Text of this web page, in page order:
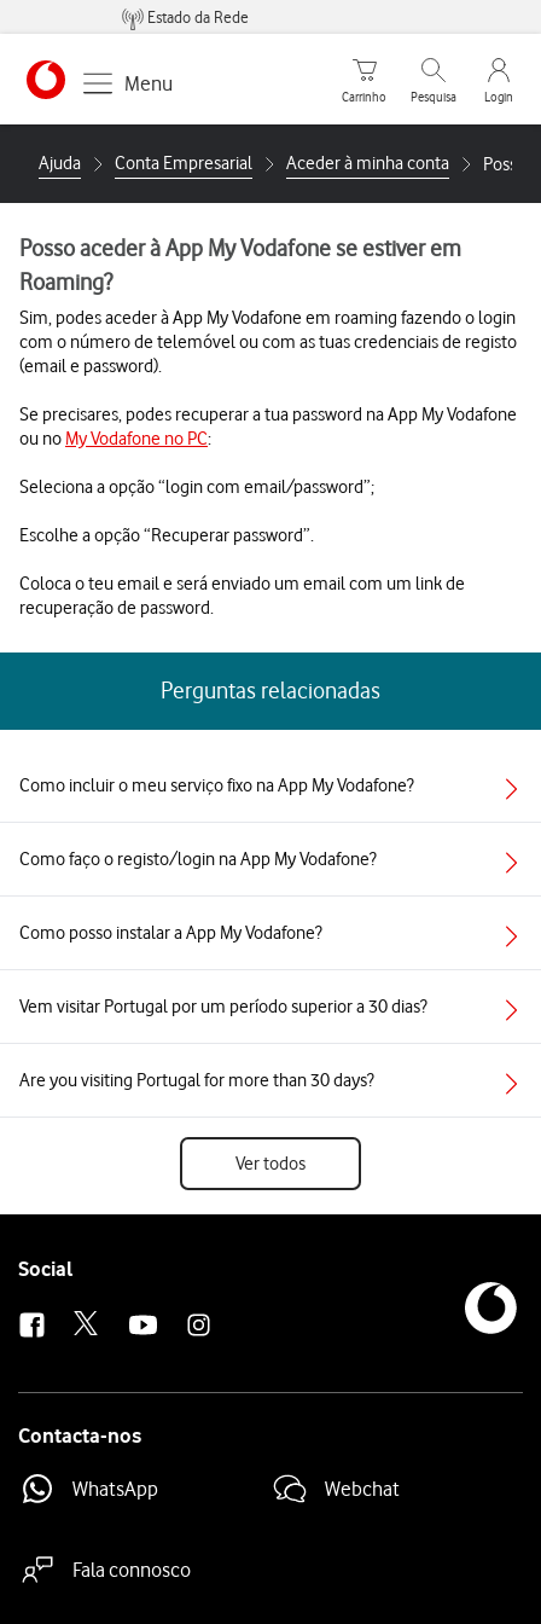
Estado da Rede
Menu
Carrinho de compras
Carrinho
Pesquisar
Pesquisa
My
Login
Ajuda Conta Empresarial Aceder à minha conta Posso
Posso aceder à App My Vodafone se estiver em
Roaming?
Sim, podes aceder à App My Vodafone em roaming fazendo o login
com o número de telemóvel ou com as tuas credenciais de registo
(email e password).
Se precisares, podes recuperar a tua password na App My Vodafone
ou no My Vodafone no PC:
Seleciona a opção “login com email/password”;
Escolhe a opção “Recuperar password”.
Coloca o teu email e será enviado um email com um link de
recuperação de password.
Perguntas relacionadas
Como incluir o meu serviço fixo na App My Vodafone?
Como faço o registo/login na App My Vodafone?
Como posso instalar a App My Vodafone?
Vem visitar Portugal por um período superior a 30 dias?
Are you visiting Portugal for more than 30 days?
Ver todos
Follow
Social
Contacta-nos
WhatsApp Webchat
Fala connosco